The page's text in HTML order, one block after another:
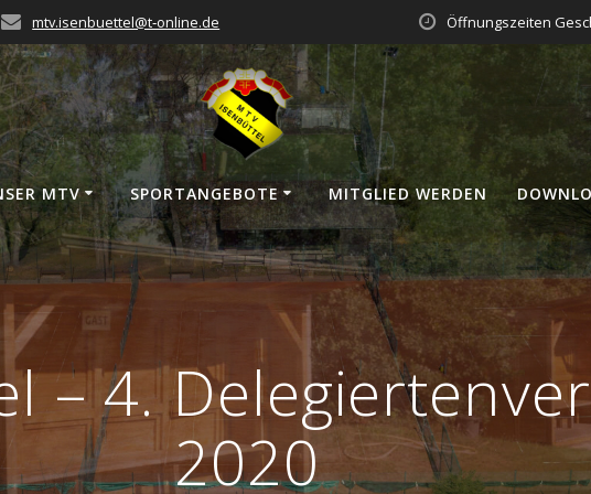
mtv.isenbuettel@t‑online.de Öffnungszeiten
MTV SPORT­AN­GE­BO­TE MIT­GLIED WERDEN
– 4.
2020